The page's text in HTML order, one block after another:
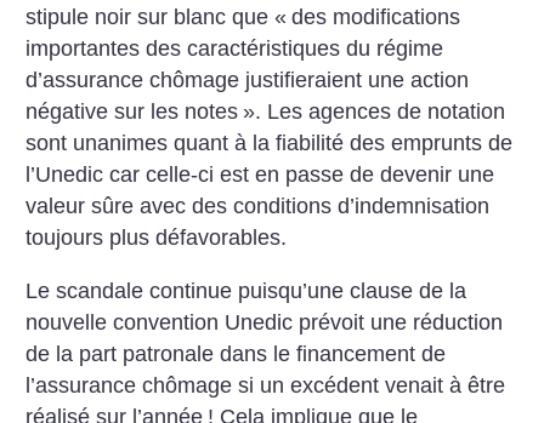
stipule noir sur blanc que « des modifications
importantes des caractéristiques du régime
d’assurance chômage justifieraient une action
négative sur les notes ». Les agences de notation
sont unanimes quant à la fiabilité des emprunts de
l’Unedic car celle-ci est en passe de devenir une
valeur sûre avec des conditions d’indemnisation
toujours plus défavorables.
Le scandale continue puisqu’une clause de la
nouvelle convention Unedic prévoit une réduction
de la part patronale dans le financement de
l’assurance chômage si un excédent venait à être
réalisé sur l’année ! Cela implique que le